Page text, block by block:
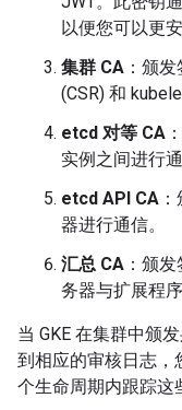
以便您可以更
集群 CA ：颁
(CSR) 和
etcd 对等 CA
实例之间进行通
etcd API CA
器进行通信。
汇总 CA ：颁
务器与扩展程
当 GKE 在集群中颁
到相应的审核日志，
个生命周期内跟踪这